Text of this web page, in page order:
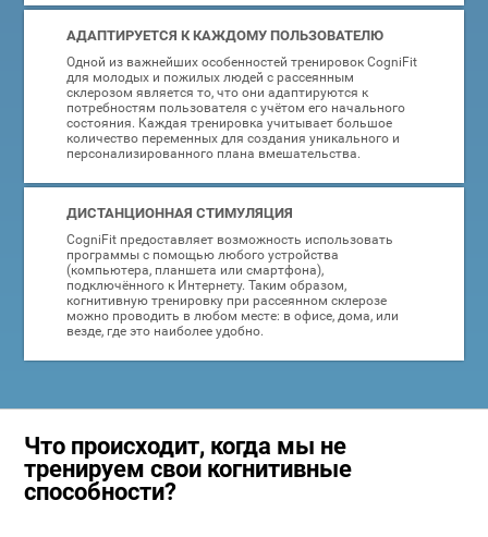
АДАПТИРУЕТСЯ К КАЖДОМУ ПОЛЬЗОВАТЕЛЮ
Одной из важнейших особенностей тренировок CogniFit
для молодых и пожилых людей с рассеянным
склерозом является то, что они адаптируются к
потребностям пользователя с учётом его начального
состояния. Каждая тренировка учитывает большое
количество переменных для создания уникального и
персонализированного плана вмешательства.
ДИСТАНЦИОННАЯ СТИМУЛЯЦИЯ
CogniFit предоставляет возможность использовать
программы с помощью любого устройства
(компьютера, планшета или смартфона),
подключённого к Интернету. Таким образом,
когнитивную тренировку при рассеянном склерозе
можно проводить в любом месте: в офисе, дома, или
везде, где это наиболее удобно.
Что происходит, когда мы не
тренируем свои когнитивные
способности?